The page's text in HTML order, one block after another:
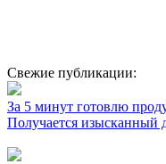
Свежие публикации:
За 5 минут готовлю
Получается изысканный